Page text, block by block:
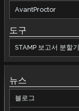
AvantProctor
도구
STAMP 보고서 분할기
뉴스
블로그